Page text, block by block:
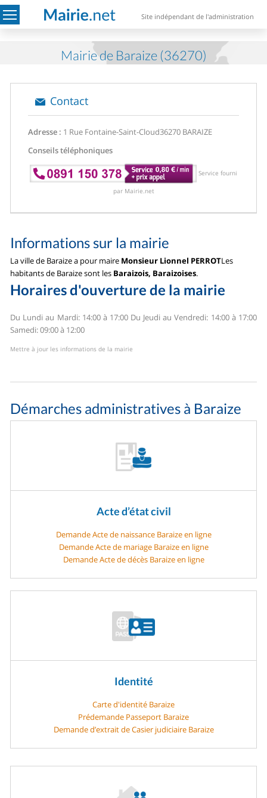
Site indépendant de l'administration
Mairie de Baraize (36270)
Contact
Adresse : 1 Rue Fontaine-Saint-Cloud36270 BARAIZE
Conseils téléphoniques
Service fourni
par Mairie.net
Informations sur la mairie
La ville de Baraize a pour maire Monsieur Lionnel PERROTLes
habitants de Baraize sont les Baraizois, Baraizoises.
Horaires d'ouverture de la mairie
Du Lundi au Mardi: 14:00 à 17:00Du Jeudi au Vendredi: 14:00 à 17:00
Samedi: 09:00 à 12:00
Mettre à jour les informations de la mairie
Démarches administratives à Baraize
Acte d’état civil
Demande Acte de naissance Baraize en ligne
Demande Acte de mariage Baraize en ligne
Demande Acte de décès Baraize en ligne
Identité
Carte d'identité Baraize
Prédemande Passeport Baraize
Demande d’extrait de Casier judiciaire Baraize